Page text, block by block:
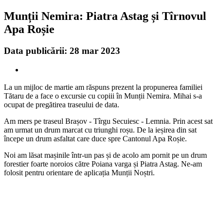
Munții Nemira: Piatra Astag și Tîrnovul
Apa Roșie
Data publicării: 28 mar 2023
La un mijloc de martie am răspuns prezent la propunerea familiei
Tătaru de a face o excursie cu copiii în Munții Nemira. Mihai s-a
ocupat de pregătirea traseului de data.
Am mers pe traseul Brașov - Tîrgu Secuiesc - Lemnia. Prin acest sat
am urmat un drum marcat cu triunghi roșu. De la ieșirea din sat
începe un drum asfaltat care duce spre Cantonul Apa Roșie.
Noi am lăsat mașinile într-un pas și de acolo am pornit pe un drum
forestier foarte noroios către Poiana varga și Piatra Astag. Ne-am
folosit pentru orientare de aplicația Munții Noștri.